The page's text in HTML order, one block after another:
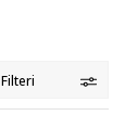
Filteri